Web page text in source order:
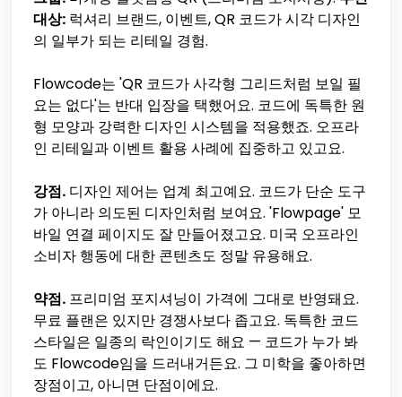
대상: 럭셔리 브랜드, 이벤트, QR 코드가 시각 디자인
의 일부가 되는 리테일 경험.
Flowcode는 'QR 코드가 사각형 그리드처럼 보일 필
요는 없다'는 반대 입장을 택했어요. 코드에 독특한 원
형 모양과 강력한 디자인 시스템을 적용했죠. 오프라
인 리테일과 이벤트 활용 사례에 집중하고 있고요.
강점. 디자인 제어는 업계 최고예요. 코드가 단순 도구
가 아니라 의도된 디자인처럼 보여요. 'Flowpage' 모
바일 연결 페이지도 잘 만들어졌고요. 미국 오프라인
소비자 행동에 대한 콘텐츠도 정말 유용해요.
약점. 프리미엄 포지셔닝이 가격에 그대로 반영돼요.
무료 플랜은 있지만 경쟁사보다 좁고요. 독특한 코드
스타일은 일종의 락인이기도 해요 — 코드가 누가 봐
도 Flowcode임을 드러내거든요. 그 미학을 좋아하면
장점이고, 아니면 단점이에요.